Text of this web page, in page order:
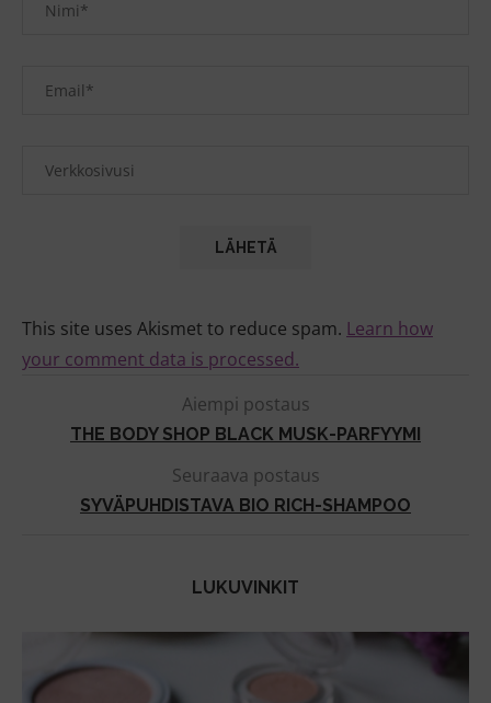
This site uses Akismet to reduce spam. Learn how
your comment data is processed.
Aiempi postaus
THE BODY SHOP BLACK MUSK-PARFYYMI
Seuraava postaus
SYVÄPUHDISTAVA BIO RICH-SHAMPOO
LUKUVINKIT